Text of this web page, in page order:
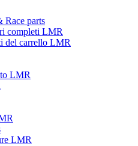
Race parts
completi LMR
del carrello LMR
LMR
LMR